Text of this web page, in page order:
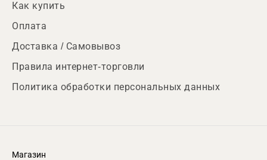
Как купить
Оплата
Доставка / Самовывоз
Правила интернет-торговли
Политика обработки персональных данных
Магазин